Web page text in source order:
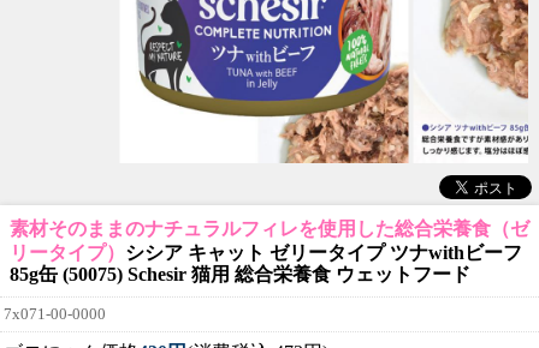
素材そのままのナチュラルフィレを使用した総合栄養食（ゼ
リータイプ） シシア キャット ゼリータイプ ツナwithビーフ
85g缶 (50075) Schesir 猫用 総合栄養食 ウェットフード
7x071-00-0000